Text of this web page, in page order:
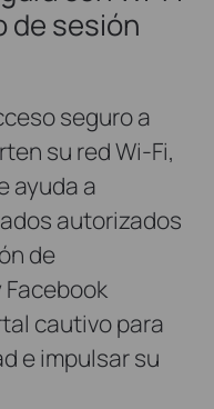
de sesión
seguro a
su red Wi-Fi,
ayuda a
autorizados
de
cautivo para
e impulsar su